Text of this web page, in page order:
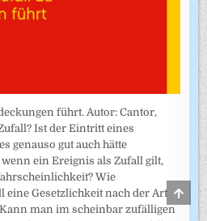
führt. Autor: Cantor,
Ist der Eintritt eines
genauso gut auch hätte
ein Ereignis als Zufall gilt,
Wie
Gesetzlichkeit nach der Art
man im scheinbar zufälligen TO
TOP